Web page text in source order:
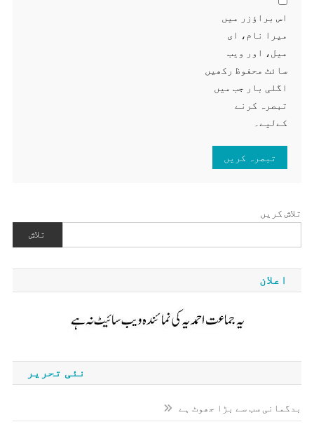
اس براؤزر میں
میرا نام، ای
میل، اور ویب
سائٹ محفوظ رکھیں
اگلی بار جب میں
تبصرہ کرنے
کےلیے۔
تلاش کریں
تلاش
اعلان
نئی تحریر
بدگمانی سب سے بڑا جھوٹ ہے